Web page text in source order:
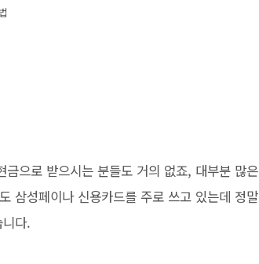
금으로 받으시는 분들도 거의 없죠, 대부분 많은
삼성페이나 신용카드를 주로 쓰고 있는데 정말
다.